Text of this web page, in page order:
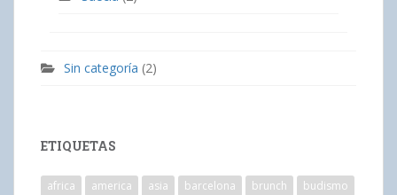
Sin categoría (2)
ETIQUETAS
africa america asia barcelona brunch
budismo